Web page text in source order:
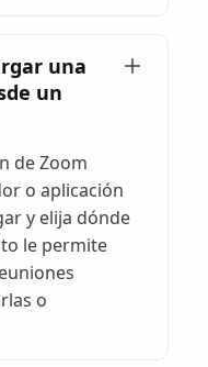
una
un
de Zoom
o aplicación
y elija dónde
le permite
o